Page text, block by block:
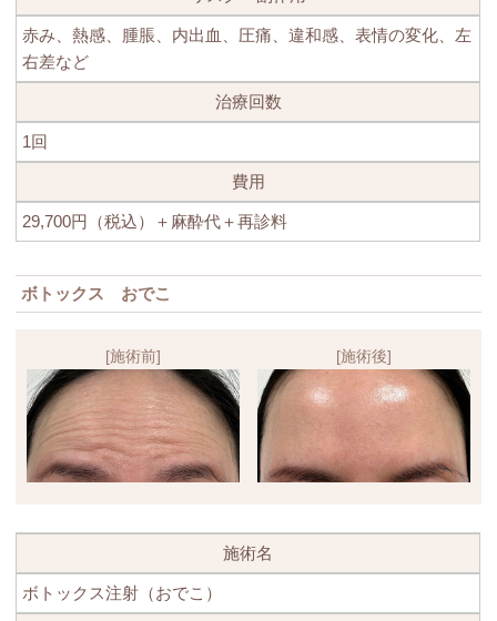
赤み、熱感、腫脹、内出血、圧痛、違和感、表情の変化、左
右差など
治療回数
1回
費用
29,700円（税込）＋麻酔代＋再診料
ボトックス おでこ
[施術前] [施術後]
施術名
ボトックス注射（おでこ）